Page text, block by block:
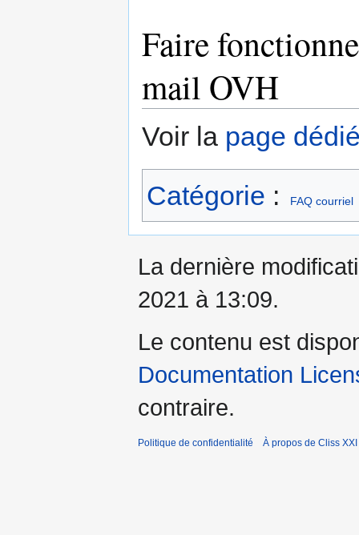
Faire
mail OVH
Voir la page
Catégorie : FAQ courriel
La dernière
2021 à 13:09.
Le contenu est
Documentation
contraire.
Politique de confidentialité À propos de Cliss XXI